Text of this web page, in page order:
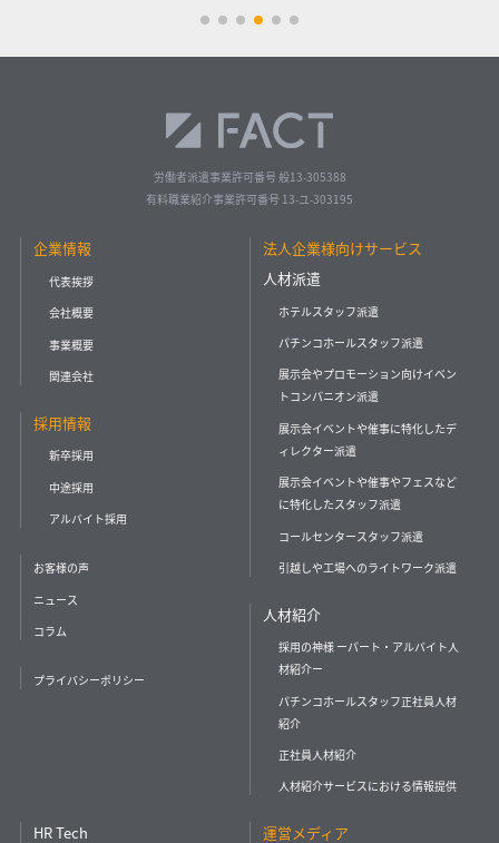
労働者派遣事業許可番号 般13-305388
有料職業紹介事業許可番号 13-ユ-303195
企業情報
代表挨拶
会社概要
事業概要
関連会社
採用情報
新卒採用
中途採用
アルバイト採用
お客様の声
ニュース
コラム
プライバシーポリシー
法人企業様向けサービス
人材派遣
ホテルスタッフ派遣
パチンコホールスタッフ派遣
展示会やプロモーション向けイベン
トコンパニオン派遣
展示会イベントや催事に特化したデ
ィレクター派遣
展示会イベントや催事やフェスなど
に特化したスタッフ派遣
コールセンタースタッフ派遣
引越しや工場へのライトワーク派遣
人材紹介
採用の神様 ーパート・アルバイト人
材紹介ー
パチンコホールスタッフ正社員人材
紹介
正社員人材紹介
人材紹介サービスにおける情報提供
HR Tech 運営メディア